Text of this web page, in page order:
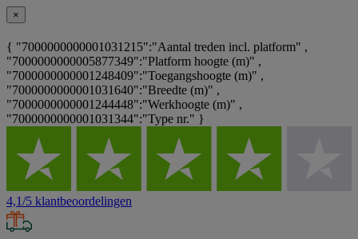
×
{ "7000000000001031215":"Aantal treden incl. platform" ,
"7000000000005877349":"Platform hoogte (m)" ,
"7000000000001248409":"Toegangshoogte (m)" ,
"7000000000001031640":"Breedte (m)" ,
"7000000000001244448":"Werkhoogte (m)" ,
"7000000000001031344":"Type nr." }
4,1/5 klantbeoordelingen